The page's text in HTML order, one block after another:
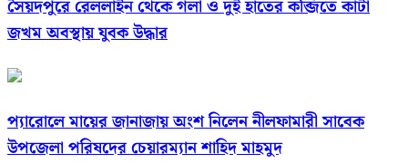
সৈয়দপুরে রেললাইন থেকে গলা ও দুই হাতের কব্জিতে কাটা
জখম অবস্থায় যুবক উদ্ধার
প্যারোলে মায়ের জানাজায় অংশ নিলেন নীলফামারী সাবেক
উপজেলা পরিষদের চেয়ারম্যান শাহিদ মাহমুদ